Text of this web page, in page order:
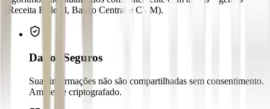
(Receita Federal, Banco Central e CVM).
Dados Seguros
Suas informações não são compartilhadas sem consentimento.
Ambiente criptografado.